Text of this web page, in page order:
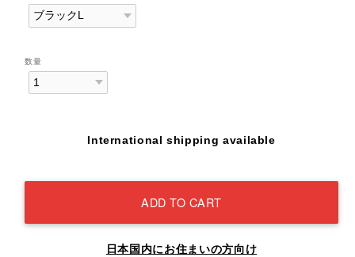
数量
International shipping available
ADD TO CART
日本国内にお住まいの方向け